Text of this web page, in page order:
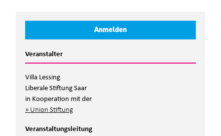
Anmelden
Veranstalter
Villa Lessing
Liberale Stiftung Saar
in Kooperation mit der
Union Stiftung
Veranstaltungsleitung